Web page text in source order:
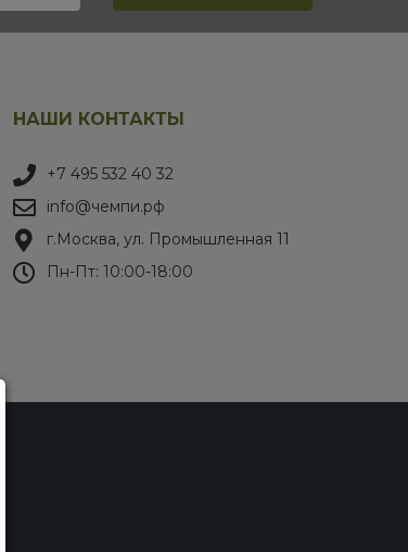
НАШИ КОНТАКТЫ
+7 495 532 40 32
info@чемпи.рф
г.Москва, ул. Промышленная 11
Пн-Пт: 10:00-18:00